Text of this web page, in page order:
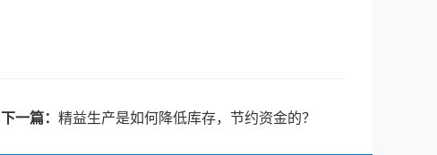
下一篇： 精益生产是如何降低库存，节约资金的？